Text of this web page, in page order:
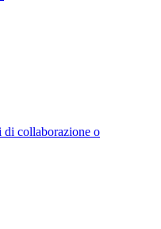
collaborazione o